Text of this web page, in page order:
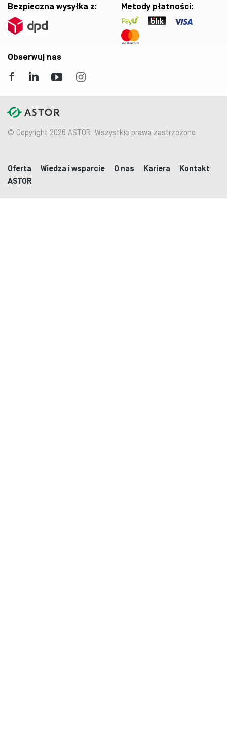
Bezpieczna wysyłka z: Metody płatności:
Obserwuj nas
© Copyright 2026 ASTOR. Wszystkie prawa zastrzeżone
Oferta Wiedza i wsparcie O nas Kariera
Kontakt
ASTOR